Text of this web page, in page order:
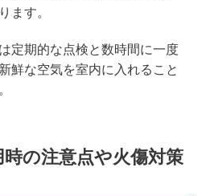
ます。
定期的な点検と数時間に一度
鮮な空気を室内に入れること
の注意点や火傷対策